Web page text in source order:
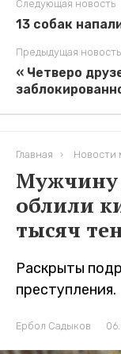
Следующая новость
13 собак
Предыдущая новость
« Четверо